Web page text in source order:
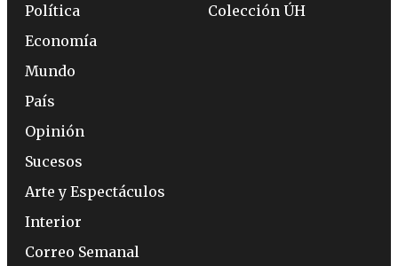
Política
Economía
Mundo
País
Opinión
Sucesos
Arte y Espectáculos
Interior
Correo Semanal
Colección ÚH